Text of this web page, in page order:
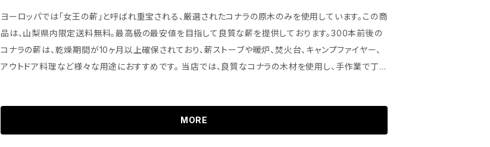
ヨーロッパでは「女王の薪」と呼ばれ重宝される、厳選されたコナラの原木のみを使用しています。この商
品は、山梨県内限定送料無料。最高級の最安値を目指して良質な薪を提供しております。300本前後の
コナラの薪は、乾燥期間が10ヶ月以上確保されており、薪ストーブや暖炉、焚火台、キャンプファイヤー、
アウトドア料理など様々な用途におすすめです。 当店では、良質なコナラの木材を使用し、手作業で丁
家でのリラックスタイムやアウトドアでの楽しい思い出作りに、是非お役立てください。 ※ご購入前に地
域限定送料などの詳細をご確認ください。 樹種：コナラ 長さ：約40cm サイズ：大割、中割 木口から
MORE